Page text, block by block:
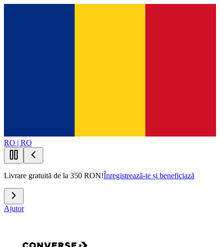
RO | RO
Livrare gratuită de la 350 RON!Înregistrează-te și beneficiază
Ajutor